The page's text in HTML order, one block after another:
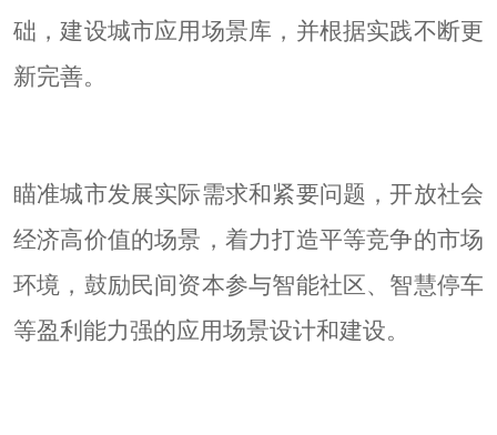
础，建设城市应用场景库，并根据实践不断更
新完善。
瞄准城市发展实际需求和紧要问题，开放社会
经济高价值的场景，着力打造平等竞争的市场
环境，鼓励民间资本参与智能社区、智慧停车
等盈利能力强的应用场景设计和建设。